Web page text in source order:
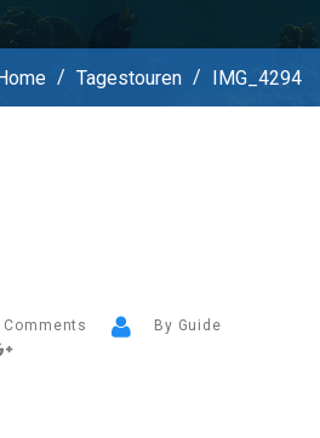
/ Tagestouren / IMG_4294
Comments By Guide